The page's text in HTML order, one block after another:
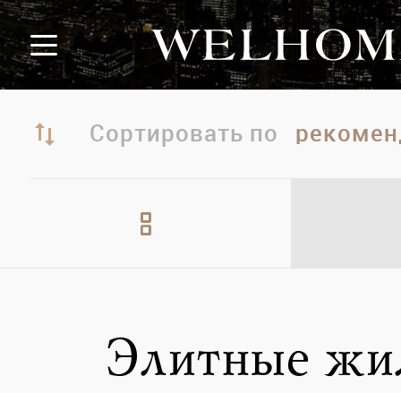
Сортировать по
Элитные